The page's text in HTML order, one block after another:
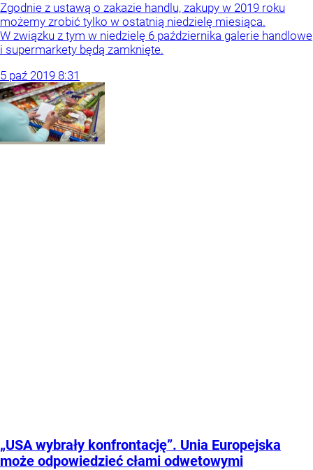
Zgodnie z ustawą o zakazie handlu, zakupy w 2019 roku
możemy zrobić tylko w ostatnią niedzielę miesiąca.
W związku z tym w niedzielę 6 października galerie handlowe
i supermarkety będą zamknięte.
5 paź 2019 8:31
„USA wybrały konfrontację”. Unia Europejska
może odpowiedzieć cłami odwetowymi